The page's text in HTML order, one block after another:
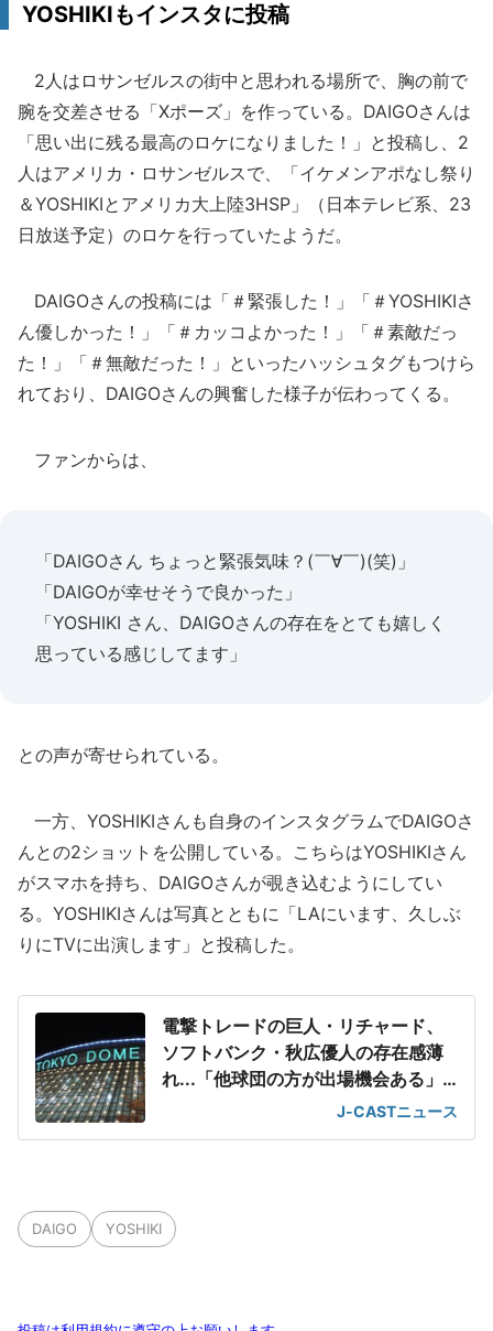
YOSHIKIもインスタに投稿
2人はロサンゼルスの街中と思われる場所で、胸の前で
腕を交差させる「Xポーズ」を作っている。DAIGOさんは
「思い出に残る最高のロケになりました！」と投稿し、2
人はアメリカ・ロサンゼルスで、「イケメンアポなし祭り
＆YOSHIKIとアメリカ大上陸3HSP」（日本テレビ系、23
日放送予定）のロケを行っていたようだ。
DAIGOさんの投稿には「＃緊張した！」「＃YOSHIKIさ
ん優しかった！」「＃カッコよかった！」「＃素敵だっ
た！」「＃無敵だった！」といったハッシュタグもつけら
れており、DAIGOさんの興奮した様子が伝わってくる。
ファンからは、
「DAIGOさん ちょっと緊張気味？(￣∀￣)(笑)」
「DAIGOが幸せそうで良かった」
「YOSHIKI さん、DAIGOさんの存在をとても嬉しく
思っている感じしてます」
との声が寄せられている。
一方、YOSHIKIさんも自身のインスタグラムでDAIGOさ
んとの2ショットを公開している。こちらはYOSHIKIさん
がスマホを持ち、DAIGOさんが覗き込むようにしてい
る。YOSHIKIさんは写真とともに「LAにいます、久しぶ
りにTVに出演します」と投稿した。
電撃トレードの巨人・リチャード、
ソフトバンク・秋広優人の存在感薄
れ...「他球団の方が出場機会ある」
J-CASTニュース
DAIGO YOSHIKI